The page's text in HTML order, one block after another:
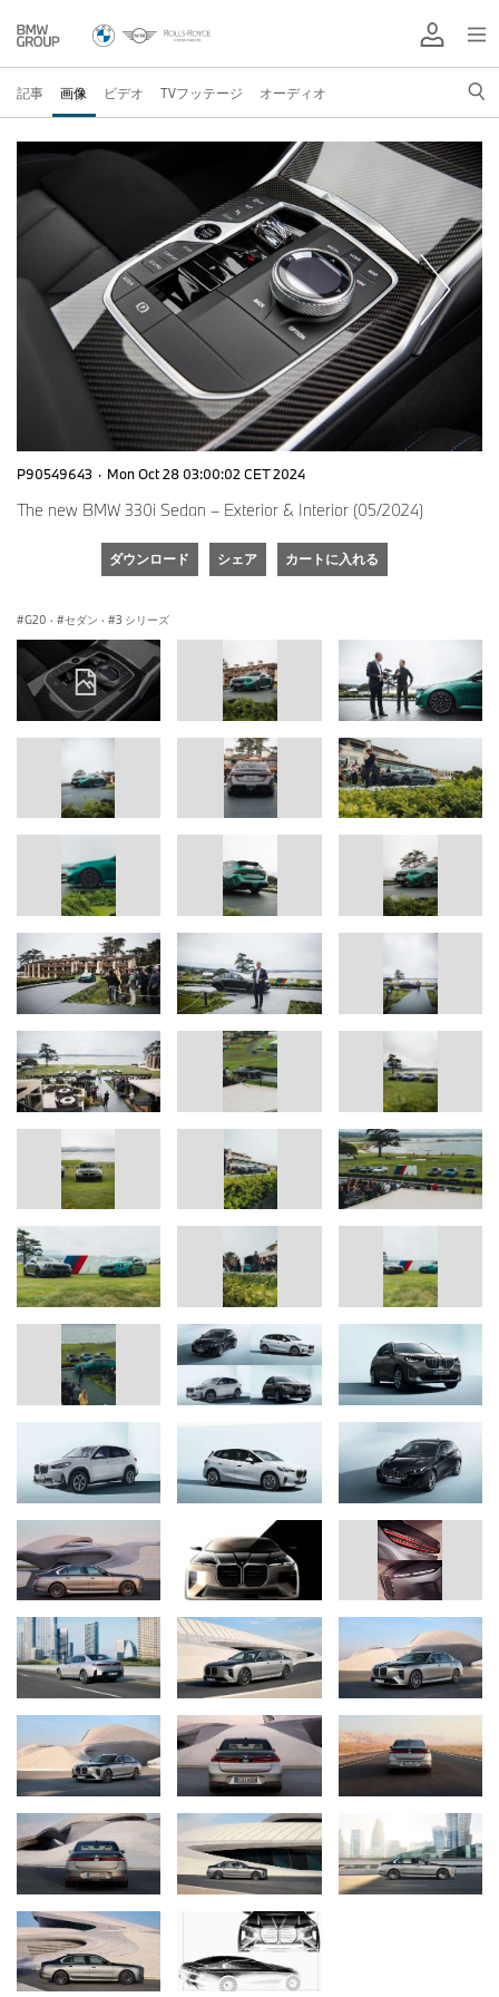
記事 画像 ビデオ TVフッテージ オーディオ
P90549643 · Mon Oct 28 03:00:02 CET 2024
The new BMW 330i Sedan – Exterior & Interior (05/2024)
ダウンロード シェア カートに入れる
G20 · セダン · 3 シリーズ